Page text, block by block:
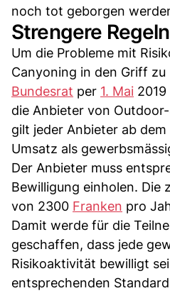
noch tot geborgen
Strengere
Um die Probleme mit
Canyoning in den Griff
Bundesrat per 1. Mai
die Anbieter von
gilt jeder Anbieter ab dem
Umsatz als
Der Anbieter muss
Bewilligung einholen. Die
von 2300 Franken pro
Damit werde für die
geschaffen, dass jede
Risikoaktivität bewilligt
entsprechenden